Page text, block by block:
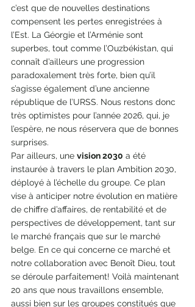
c’est que de nouvelles destinations
compensent les pertes enregistrées à
l’Est. La Géorgie et l’Arménie sont
superbes, tout comme l’Ouzbékistan, qui
connaît d’ailleurs une progression
paradoxalement très forte, bien qu’il
s’agisse également d’une ancienne
république de l’URSS. Nous restons donc
très optimistes pour l’année 2026, qui, je
l’espère, ne nous réservera que de bonnes
surprises.
Par ailleurs, une vision 2030 a été
instaurée à travers le plan Ambition 2030,
déployé à l’échelle du groupe. Ce plan
vise à anticiper notre évolution en matière
de chiffre d’affaires, de rentabilité et de
perspectives de développement, tant sur
le marché français que sur le marché
belge. En ce qui concerne ce marché et
notre collaboration avec Benoît Dieu, tout
se déroule parfaitement! Voilà maintenant
20 ans que nous travaillons ensemble,
aussi bien sur les groupes constitués que